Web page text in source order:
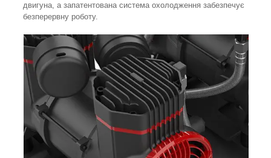
двигуна, а запатентована система охолодження забезпечує
безперервну роботу.